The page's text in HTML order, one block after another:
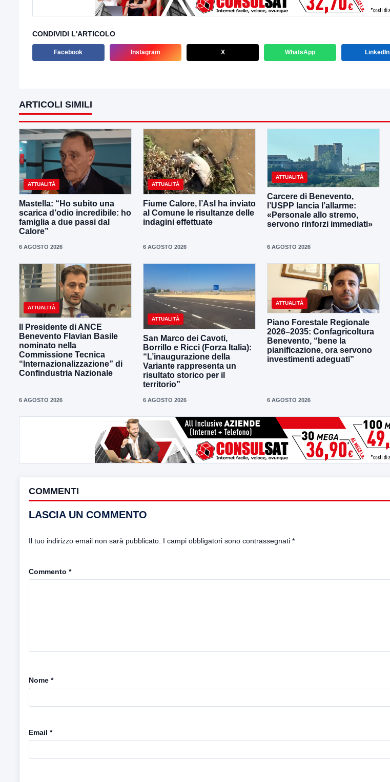
CONDIVIDI L'ARTICOLO
Facebook Instagram X WhatsApp LinkedIn
ARTICOLI SIMILI
ATTUALITÀ
Mastella: “Ho subito una
scarica d’odio incredibile: ho
famiglia a due passi dal
Calore”
6 AGOSTO 2026
ATTUALITÀ
Fiume Calore, l’Asl ha inviato
al Comune le risultanze delle
indagini effettuate
6 AGOSTO 2026
ATTUALITÀ
Carcere di Benevento,
l’USPP lancia l’allarme:
«Personale allo stremo,
servono rinforzi immediati»
6 AGOSTO 2026
ATTUALITÀ
Il Presidente di ANCE
Benevento Flavian Basile
nominato nella
Commissione Tecnica
“Internazionalizzazione” di
Confindustria Nazionale
6 AGOSTO 2026
ATTUALITÀ
San Marco dei Cavoti,
Borrillo e Ricci (Forza Italia):
“L’inaugurazione della
Variante rappresenta un
risultato storico per il
territorio”
6 AGOSTO 2026
ATTUALITÀ
Piano Forestale Regionale
2026–2035: Confagricoltura
Benevento, “bene la
pianificazione, ora servono
investimenti adeguati”
6 AGOSTO 2026
COMMENTI
LASCIA UN COMMENTO
Il tuo indirizzo email non sarà pubblicato. I campi obbligatori sono contrassegnati *
Commento *
Nome *
Email *